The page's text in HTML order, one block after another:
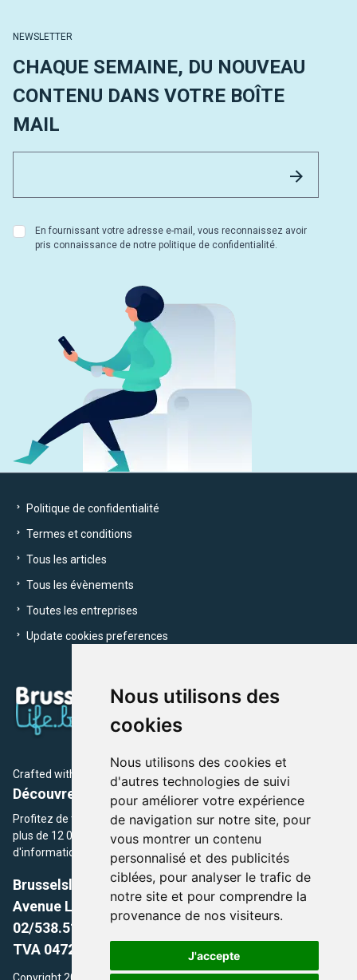
Nous utilisons des
cookies
Nous utilisons des cookies et
d'autres technologies de suivi
pour améliorer votre expérience
de navigation sur notre site, pour
vous montrer un contenu
personnalisé et des publicités
ciblées, pour analyser le trafic de
notre site et pour comprendre la
provenance de nos visiteurs.
J'accepte
NEWSLETTER
CHAQUE SEMAINE, DU NOUVEAU
CONTENU DANS VOTRE BOÎTE
MAIL
En fournissant votre adresse e-mail, vous reconnaissez avoir
pris connaissance de notre politique de confidentialité.
Politique de confidentialité
Termes et conditions
Tous les articles
Tous les évènements
Toutes les entreprises
Update cookies preferences
Crafted with by Brusselslife Team
Découvrez plus de 12 000 adresses et événements
Profitez de toutes les sections de BrusselsLife.be et découvrez
plus de 12 000 adresses et un grand choix d'événements,
d'informations et de conseils et astuces de notre écriture.
Brusselslife.be
Avenue Louise, 500 -1050 Ixelles, Brussels,
02/538.51.49.
TVA 0472.281.221
Copyright 2026 © Brusselslife.be Tous droits réservés. Le contenu